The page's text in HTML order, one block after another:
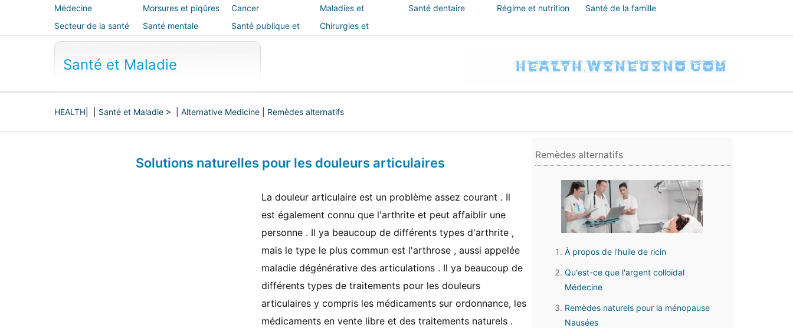
Médecine
alternative
Morsures et piqûres Cancer
Maladies et
traitements
Santé dentaire Régime et nutrition
Santé de la famille
Secteur de la santé
Santé mentale
Santé publique et
sécurité
Chirurgies et
Santé et Maladie
HEALTH Santé et Maladie > | Alternative Medicine Remèdes alternatifs
Solutions naturelles pour les douleurs articulaires
La douleur articulaire est un problème assez courant . Il
est également connu que l'arthrite et peut affaiblir une
personne . Il ya beaucoup de différents types d'arthrite ,
mais le type le plus commun est l'arthrose , aussi appelée
maladie dégénérative des articulations . Il ya beaucoup de
différents types de traitements pour les douleurs
articulaires y compris les médicaments sur ordonnance, les
médicaments en vente libre et des traitements naturels .
Remèdes alternatifs
À propos de l'huile de ricin
Qu'est-ce que l'argent colloïdal
Médecine
Remèdes naturels pour la ménopause
Nausées